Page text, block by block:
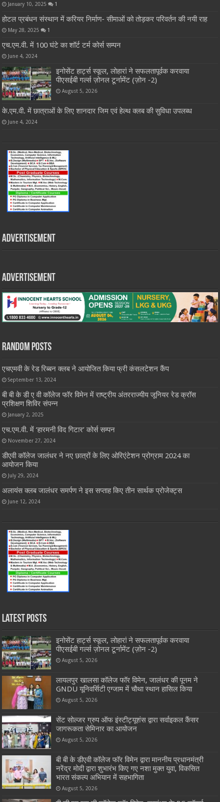
January 10, 2025 1
होटल प्रबंधन संस्थान में करियर निर्माण- सीमाओं को तोड़कर परिवर्तन की नयी राह
May 28, 2025 1
एच.एम.वी. में 100 घंटे का शॉर्ट टर्म कोर्स सम्पन
June 4, 2024
इनोसेंट हार्ट्स स्कूल, लोहारां ने सफलतापूर्वक करवाया
पीएसईबी गर्ल्स ज़ोनल टूर्नामेंट (ज़ोन -2)
August 5, 2026
के.एम.वी. में छात्राओं के लिए शानदार जिम एवं हेल्थ क्लब की सुविधा उपलब्ध
June 4, 2024
Advertisement
Advertisement
Random Posts
एचएमवी के रेड रिब्बन क्लब ने आयोजित किया फ्री कंसलटेशन कैंप
September 13, 2024
बी बी के डी ए वी कॉलेज फॉर विमेन में राष्ट्रीय अंतरराज्यीय जूनियर रेड क्रॉस
प्रशिक्षण शिविर संपन्न
January 2, 2025
एच.एम.वी. में ‘हारमनी विद गिटार’ कोर्स सम्पन
November 27, 2024
डीएवी कॉलेज जालंधर ने नए छात्रों के लिए ओरिएंटेशन प्रोग्राम 2024 का
आयोजन किया
July 29, 2024
अलायंस क्लब जालंधर समर्पण ने इस सप्ताह किए तीन सार्थक प्रोजेक्ट्स
June 12, 2024
Latest Posts
इनोसेंट हार्ट्स स्कूल, लोहारां ने सफलतापूर्वक करवाया
पीएसईबी गर्ल्स ज़ोनल टूर्नामेंट (ज़ोन -2)
August 5, 2026
लायलपुर खालसा कॉलेज फॉर विमेन, जालंधर की पूनम ने
GNDU यूनिवर्सिटी एग्जाम में चौथा स्थान हासिल किया
August 5, 2026
सेंट सोल्जर ग्रुप ऑफ इंस्टीट्यूशंस द्वारा सर्वाइकल कैंसर
जागरूकता सेमिनार का आयोजन
August 5, 2026
बी बी के डीएवी कॉलेज फॉर विमेन द्वारा माननीय प्रधानमंत्री
नरेंद्र मोदी द्वारा शुभारंभ किए गए नशा मुक्त युवा, विकसित
भारत संकल्प अभियान में सहभागिता
August 5, 2026